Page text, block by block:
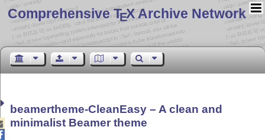
Comprehensive TEX Archive Network
beamertheme-CleanEasy – A clean and
minimalist Beamer theme